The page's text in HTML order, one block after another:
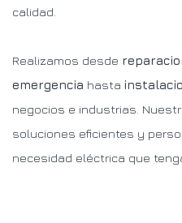
calidad.
Realizamos desde
emergencia hasta
negocios e industrias.
soluciones eficientes y
necesidad eléctrica que